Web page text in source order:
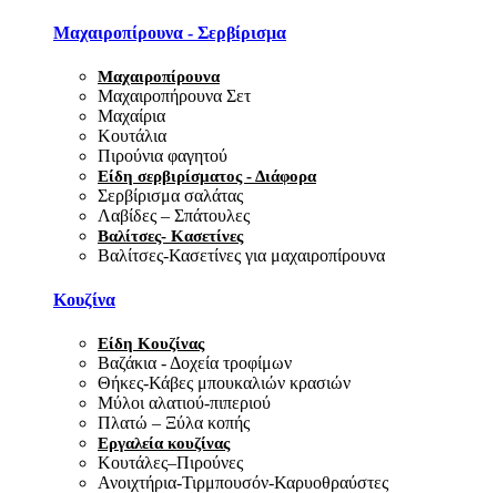
Μαχαιροπίρουνα - Σερβίρισμα
Μαχαιροπίρουνα
Μαχαιροπήρουνα Σετ
Μαχαίρια
Κουτάλια
Πιρούνια φαγητού
Είδη σερβιρίσματος - Διάφορα
Σερβίρισμα σαλάτας
Λαβίδες – Σπάτουλες
Βαλίτσες- Κασετίνες
Βαλίτσες-Κασετίνες για μαχαιροπίρουνα
Κουζίνα
Είδη Κουζίνας
Βαζάκια - Δοχεία τροφίμων
Θήκες-Κάβες μπουκαλιών κρασιών
Μύλοι αλατιού-πιπεριού
Πλατώ – Ξύλα κοπής
Εργαλεία κουζίνας
Κουτάλες–Πιρούνες
Ανοιχτήρια-Τιρμπουσόν-Καρυοθραύστες